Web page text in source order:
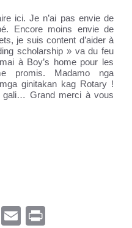
ici. Je n’ai pas envie de
Encore moins envie de
je suis content d’aider à
scholarship » va du feu
à Boy’s home pour les
promis. Madamo nga
ginitakan kag Rotary !
gali… Grand merci à vous
W
E